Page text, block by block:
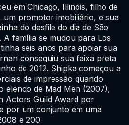
em Chicago, Illinois, filho de
um promotor imobiliário, e sua
do desfile do dia de São
A família se mudou para Los
seis anos para apoiar sua
conseguiu sua faixa preta
de 2012. Shipka começou a
de impressão quando
elenco de Mad Men (2007),
Actors Guild Award por
por um conjunto em uma
e 200